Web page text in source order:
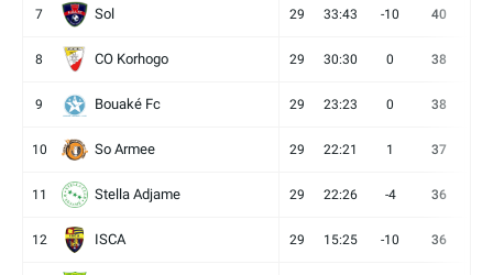
7 Sol 29 33:43 -10 40
8 CO Korhogo 29 30:30 0 38
9 Bouaké Fc 29 23:23 0 38
10 So Armee 29 22:21 1 37
11 Stella Adjame 29 22:26 -4 36
12 ISCA 29 15:25 -10 36